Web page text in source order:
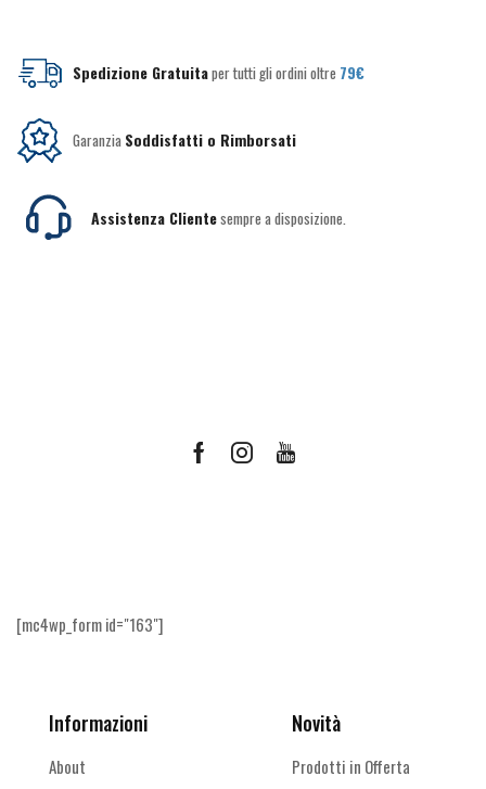
Spedizione Gratuitaper tutti gli ordini oltre 79€
Garanzia Soddisfatti o Rimborsati
Assistenza Clientesempre a disposizione.
FacebookInstagramYoutube
[mc4wp_form id="163"]
Informazioni
About
Novità
Prodotti in Offerta